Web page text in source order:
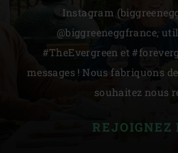
Instagram
@biggreeneggfrance,
#TheEvergreen et
messages ! Nous fabriquons
souhaitez nous
REJOIGNEZ